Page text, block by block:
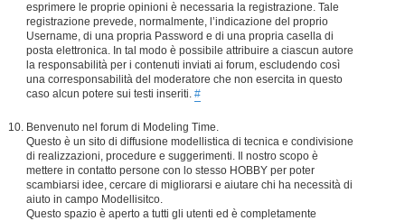
esprimere le proprie opinioni è necessaria la registrazione. Tale
registrazione prevede, normalmente, l’indicazione del proprio
Username, di una propria Password e di una propria casella di
posta elettronica. In tal modo è possibile attribuire a ciascun autore
la responsabilità per i contenuti inviati ai forum, escludendo così
una corresponsabilità del moderatore che non esercita in questo
caso alcun potere sui testi inseriti. #
Benvenuto nel forum di Modeling Time.
Questo è un sito di diffusione modellistica di tecnica e condivisione
di realizzazioni, procedure e suggerimenti. Il nostro scopo è
mettere in contatto persone con lo stesso HOBBY per poter
scambiarsi idee, cercare di migliorarsi e aiutare chi ha necessità di
aiuto in campo Modellisitco.
Questo spazio è aperto a tutti gli utenti ed è completamente